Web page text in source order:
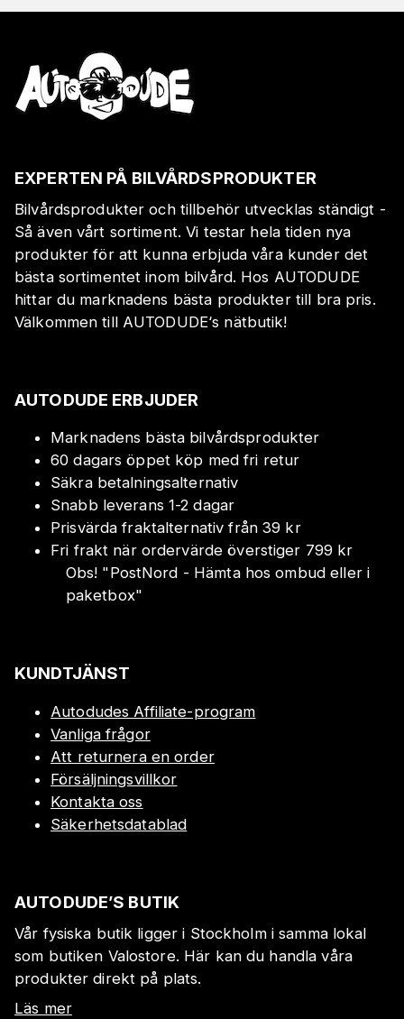
EXPERTEN PÅ BILVÅRDSPRODUKTER
Bilvårdsprodukter och tillbehör utvecklas ständigt -
Så även vårt sortiment. Vi testar hela tiden nya
produkter för att kunna erbjuda våra kunder det
bästa sortimentet inom bilvård. Hos AUTODUDE
hittar du marknadens bästa produkter till bra pris.
Välkommen till AUTODUDE‘s nätbutik!
AUTODUDE ERBJUDER
Marknadens bästa bilvårdsprodukter
60 dagars öppet köp med fri retur
Säkra betalningsalternativ
Snabb leverans 1-2 dagar
Prisvärda fraktalternativ från 39 kr
Fri frakt när ordervärde överstiger 799 kr
Obs! "PostNord - Hämta hos ombud eller i
paketbox"
KUNDTJÄNST
Autodudes Affiliate-program
Vanliga frågor
Att returnera en order
Försäljningsvillkor
Kontakta oss
Säkerhetsdatablad
AUTODUDE’S BUTIK
Vår fysiska butik ligger i Stockholm i samma lokal
som butiken Valostore. Här kan du handla våra
produkter direkt på plats.
Läs mer